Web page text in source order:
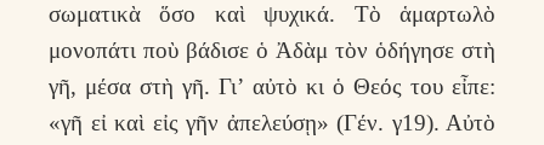
σωματικὰ ὅσο καὶ ψυχικά. Τὸ ἁμαρτωλὸ
μονοπάτι ποὺ βάδισε ὁ Ἀδὰμ τὸν ὁδήγησε στὴ
γῆ, μέσα στὴ γῆ. Γι’ αὐτὸ κι ὁ Θεός του εἶπε:
«γῆ εἰ καὶ εἰς γῆν ἀπελεύσῃ» (Γέν. γ19). Αὐτὸ